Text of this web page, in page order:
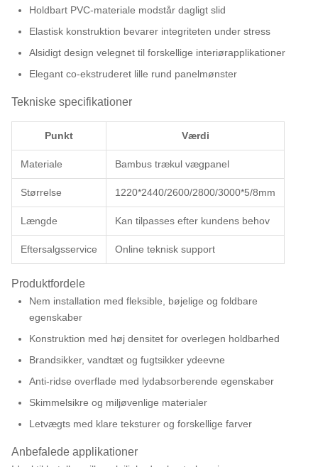
Holdbart PVC-materiale modstår dagligt slid
Elastisk konstruktion bevarer integriteten under stress
Alsidigt design velegnet til forskellige interiørapplikationer
Elegant co-ekstruderet lille rund panelmønster
Tekniske specifikationer
Punkt Værdi
Materiale Bambus trækul vægpanel
Størrelse 1220*2440/2600/2800/3000*5/8mm
Længde Kan tilpasses efter kundens behov
Eftersalgsservice Online teknisk support
Produktfordele
Nem installation med fleksible, bøjelige og foldbare
egenskaber
Konstruktion med høj densitet for overlegen holdbarhed
Brandsikker, vandtæt og fugtsikker ydeevne
Anti-ridse overflade med lydabsorberende egenskaber
Skimmelsikre og miljøvenlige materialer
Letvægts med klare teksturer og forskellige farver
Anbefalede applikationer